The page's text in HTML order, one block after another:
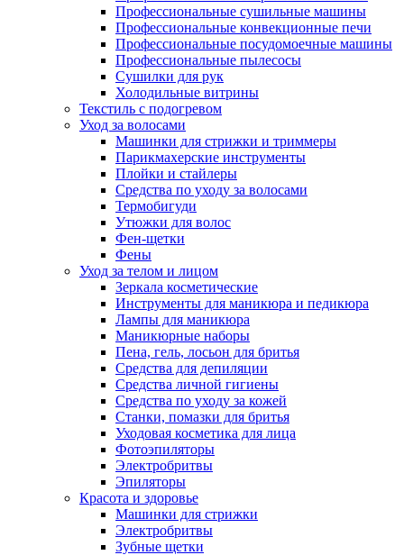
Профессиональные сушильные машины
Профессиональные конвекционные печи
Профессиональные посудомоечные машины
Профессиональные пылесосы
Сушилки для рук
Холодильные витрины
Текстиль с подогревом
Уход за волосами
Машинки для стрижки и триммеры
Парикмахерские инструменты
Плойки и стайлеры
Средства по уходу за волосами
Термобигуди
Утюжки для волос
Фен-щетки
Фены
Уход за телом и лицом
Зеркала косметические
Инструменты для маникюра и педикюра
Лампы для маникюра
Маникюрные наборы
Пена, гель, лосьон для бритья
Средства для депиляции
Средства личной гигиены
Средства по уходу за кожей
Станки, помазки для бритья
Уходовая косметика для лица
Фотоэпиляторы
Электробритвы
Эпиляторы
Красота и здоровье
Машинки для стрижки
Электробритвы
Зубные щетки